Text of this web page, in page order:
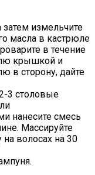
измельчите
масла в кастрюле
в течение
крышкой и
в сторону, дайте
3 столовые
нанесите смесь
Массируйте
волосах на 30